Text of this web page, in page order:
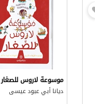
موسوعة لاروس للصغار
ديانا أبي عبود عيسى